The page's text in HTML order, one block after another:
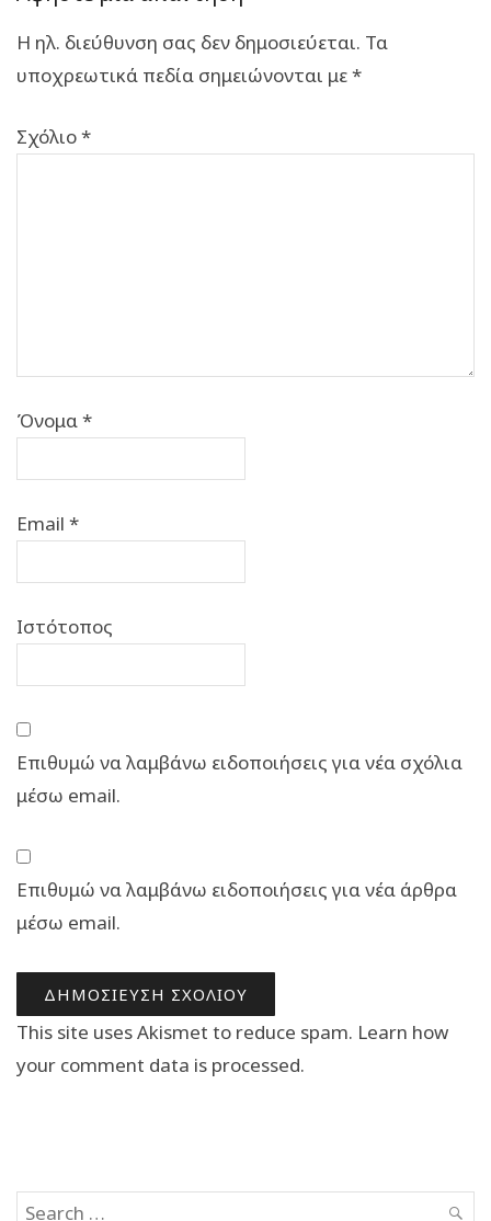
Η ηλ. διεύθυνση σας δεν δημοσιεύεται. Τα
υποχρεωτικά πεδία σημειώνονται με*
Σχόλιο*
Όνομα*
Email *
Ιστότοπος
Επιθυμώ να λαμβάνω ειδοποιήσεις για νέα σχόλια
μέσω email.
Επιθυμώ να λαμβάνω ειδοποιήσεις για νέα άρθρα
μέσω email.
This site uses Akismet to reduce spam. Learn how
your comment data is processed.
Search